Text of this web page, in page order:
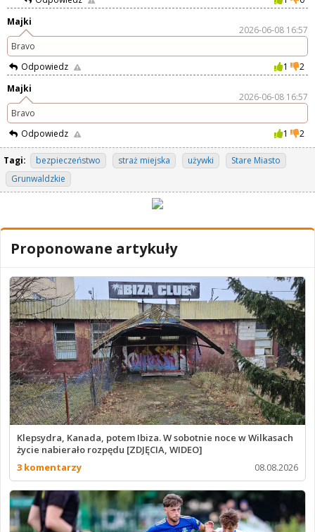
Majki
2026-06-08 16:57
Bravo
Odpowiedz
1
2
Majki
2026-06-08 16:57
Bravo
Odpowiedz
1 2
Tagi: bezpieczeństwo straż miejska używki
Stare Miasto
Grunwaldzkie
Proponowane artykuły
Klepsydra, Kanada, potem Ibiza. W sobotnie noce w Wilkasach
życie nabierało rozpędu [ZDJĘCIA, WIDEO]
3 komentarzy
08.08.2026